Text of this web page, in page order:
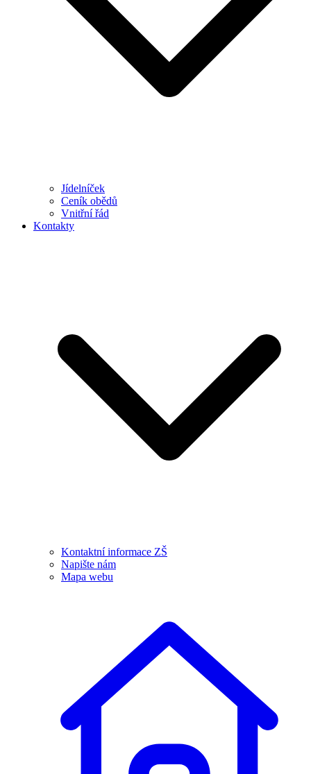
Jídelníček
Ceník obědů
Vnitřní řád
Kontakty
Kontaktní informace ZŠ
Napište nám
Mapa webu